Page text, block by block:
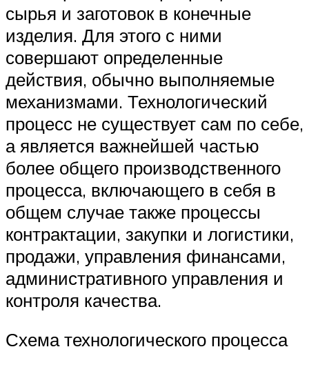
сырья и заготовок в конечные
изделия. Для этого с ними
совершают определенные
действия, обычно выполняемые
механизмами. Технологический
процесс не существует сам по себе,
а является важнейшей частью
более общего производственного
процесса, включающего в себя в
общем случае также процессы
контрактации, закупки и логистики,
продажи, управления финансами,
административного управления и
контроля качества.
Схема технологического процесса